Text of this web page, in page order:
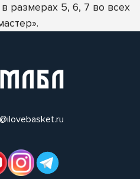
размерах 5, 6, 7 во всех